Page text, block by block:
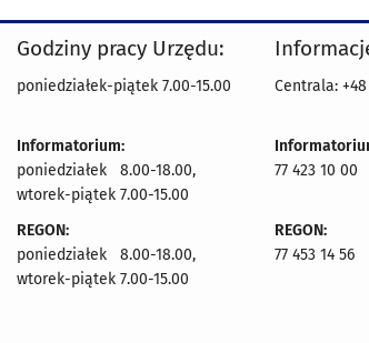
Godziny pracy Urzędu:
poniedziałek-piątek 7.00-15.00
Informatorium:
poniedziałek 8.00-18.00,
wtorek-piątek 7.00-15.00
REGON:
poniedziałek 8.00-18.00,
wtorek-piątek 7.00-15.00
Centrala: +48
77 423 10 00
REGON:
77 453 14 56